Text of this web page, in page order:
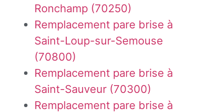
Ronchamp (70250)
Remplacement pare brise à
Saint-Loup-sur-Semouse
(70800)
Remplacement pare brise à
Saint-Sauveur (70300)
Remplacement pare brise à